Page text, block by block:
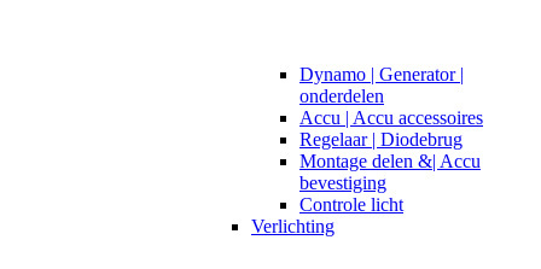
Dynamo | Generator |
onderdelen
Accu | Accu accessoires
Regelaar | Diodebrug
Montage delen &| Accu
bevestiging
Controle licht
Verlichting